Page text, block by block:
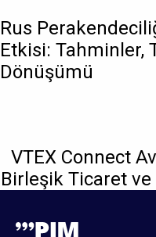
VTEX Connect
Birleşik Ticaret
Rus
Etkisi: Tahminler,
Dönüşümü